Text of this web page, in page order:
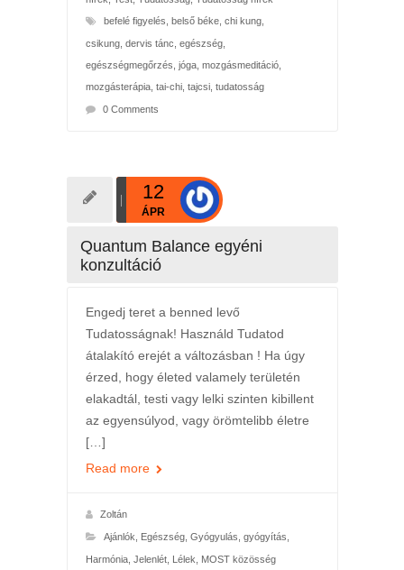
befelé figyelés belső béke, chi kung,
csikung, dervis tánc egészség,
egészségmegőrzés jóga, mozgásmeditáció,
mozgásterápia, tai-chi, tajcsi, tudatosság
0 Comments
12
ÁPR
Quantum Balance egyéni
konzultáció
Engedj teret a benned levő
Tudatosságnak! Használd Tudatod
átalakító erejét a változásban ! Ha úgy
érzed, hogy életed valamely területén
elakadtál, testi vagy lelki szinten kibillent
az egyensúlyod, vagy örömtelibb életre
[…]
Read more
Zoltán
Ajánlók Egészség, Gyógyulás, gyógyítás
Harmónia, Jelenlét, Lélek
MOST közösség